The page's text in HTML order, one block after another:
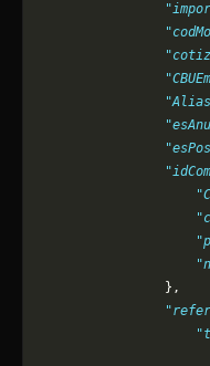
                },